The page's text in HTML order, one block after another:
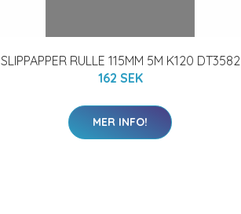
SLIPPAPPER RULLE 115MM 5M K120 DT3582
162 SEK
MER INFO!